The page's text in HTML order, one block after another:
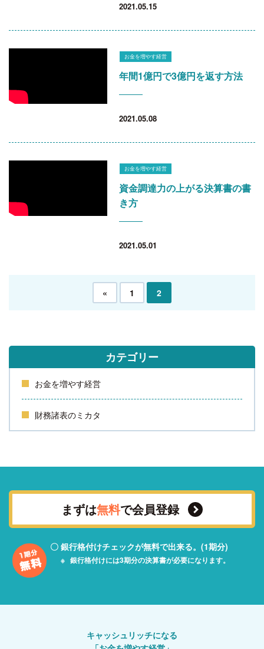
2021.05.15
お金を増やす経営
2021.05.08
年間1億円で3億円を返す方法
お金を増やす経営
2021.05.01
資金調達力の上がる決算書の書
き方
« 1 2
カテゴリー
お金を増やす経営
財務諸表のミカタ
まずは無料で会員登録
銀行格付けチェックが無料で出来る。(1期分)
銀行格付けには3期分の決算書が必要になります。
キャッシュリッチになる